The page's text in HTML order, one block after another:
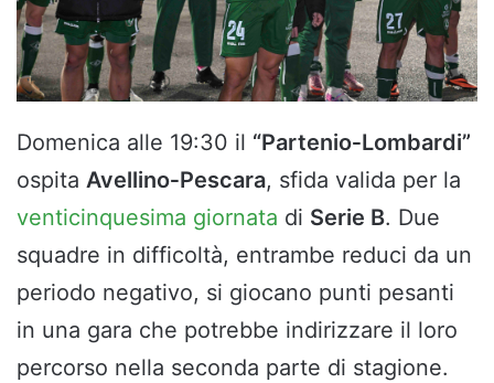
Domenica alle 19:30 il “Partenio‑Lombardi”
ospita Avellino‑Pescara, sfida valida per la
venticinquesima giornata di Serie B. Due
squadre in difficoltà, entrambe reduci da un
periodo negativo, si giocano punti pesanti
in una gara che potrebbe indirizzare il loro
percorso nella seconda parte di stagione.